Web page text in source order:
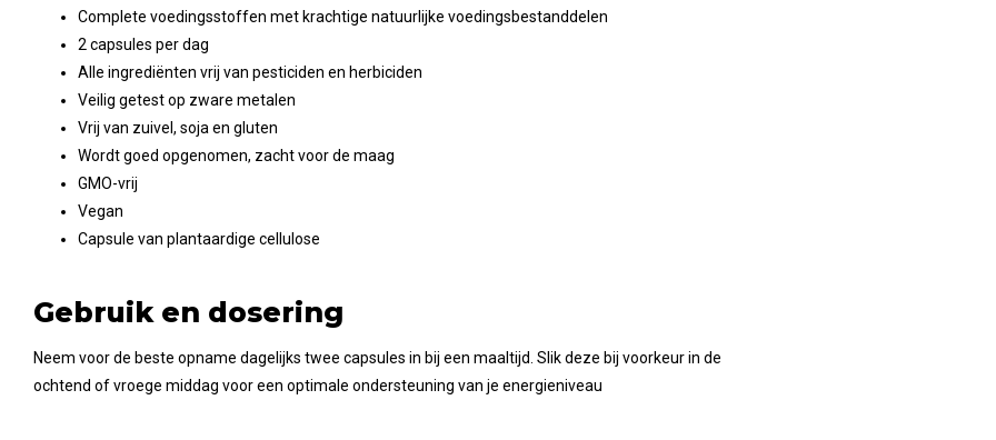
Complete voedingsstoffen met krachtige natuurlijke voedingsbestanddelen
2 capsules per dag
Alle ingrediënten vrij van pesticiden en herbiciden
Veilig getest op zware metalen
Vrij van zuivel, soja en gluten
Wordt goed opgenomen, zacht voor de maag
GMO-vrij
Vegan
Capsule van plantaardige cellulose
Gebruik en dosering
Neem voor de beste opname dagelijks twee capsules in bij een maaltijd. Slik deze bij voorkeur in de
ochtend of vroege middag voor een optimale ondersteuning van je energieniveau